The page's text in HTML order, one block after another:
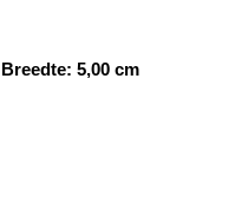
Breedte: 5,00 cm